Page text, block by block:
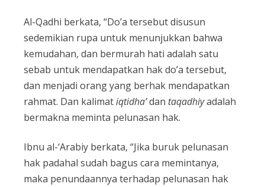
Al-Qadhi berkata, “Do’a tersebut disusun
sedemikian rupa untuk menunjukkan bahwa
kemudahan, dan bermurah hati adalah satu
sebab untuk mendapatkan hak do’a tersebut,
dan menjadi orang yang berhak mendapatkan
rahmat. Dan kalimatiqtidha’dan taqadhiyadalah
bermakna meminta pelunasan hak.
Ibnu al-‘Arabiy berkata, “Jika buruk pelunasan
hak padahal sudah bagus cara memintanya,
maka penundaannya terhadap pelunasan hak